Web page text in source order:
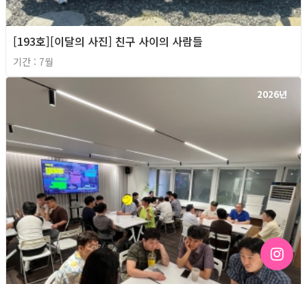
[193호][이달의 사진] 친구 사이의 사람들
기간 : 7월
2026년